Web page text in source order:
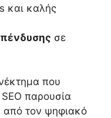
και καλής
σε
που
παρουσία
από τον ψηφιακό